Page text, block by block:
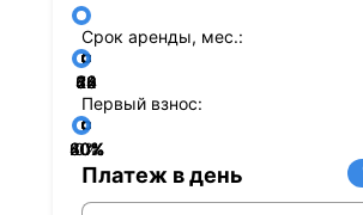
Срок аренды, мес.:
12
24
36
48
60
72
84
Первый взнос:
0%
20%
40%
60%
80%
Платеж в день